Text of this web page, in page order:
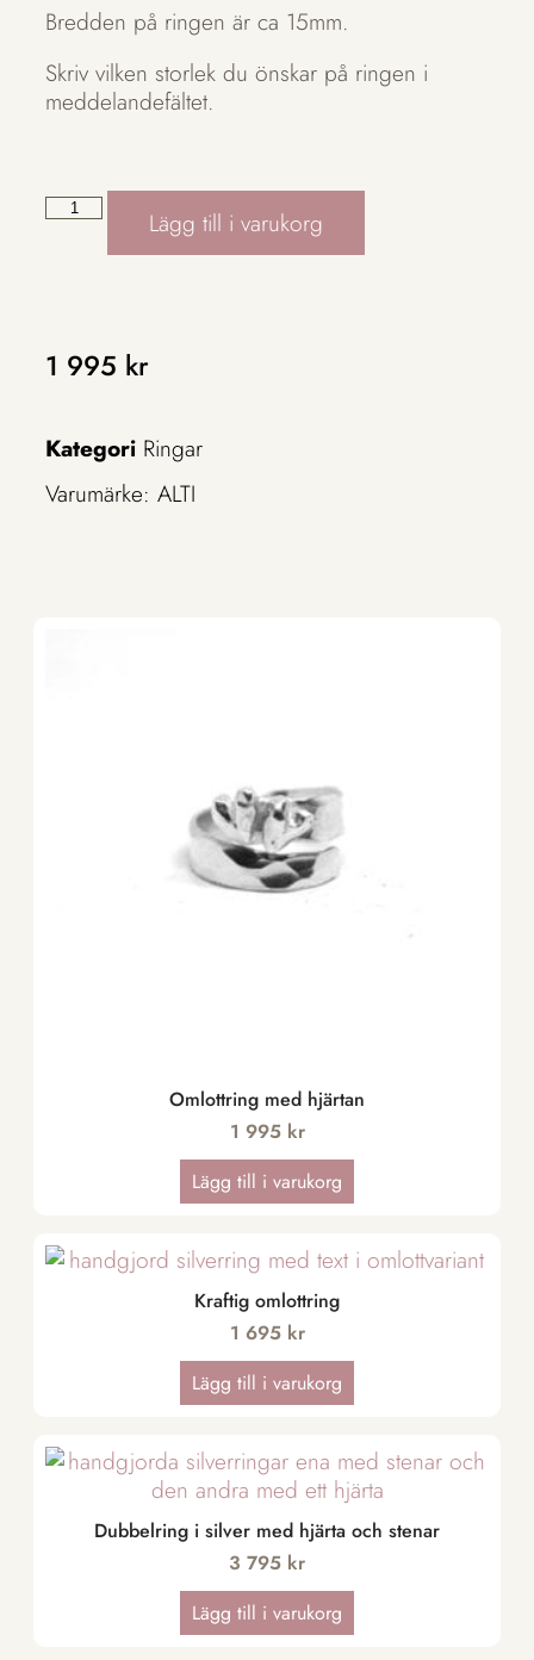
Bredden på ringen är ca 15mm.
Skriv vilken storlek du önskar på ringen i
meddelandefältet.
Lägg till i varukorg
1 995 kr
Kategori Ringar
Varumärke: ALTI
Omlottring med hjärtan
1 995 kr
Lägg till i varukorg
Kraftig omlottring
1 695 kr
Lägg till i varukorg
Dubbelring i silver med hjärta och stenar
3 795 kr
Lägg till i varukorg